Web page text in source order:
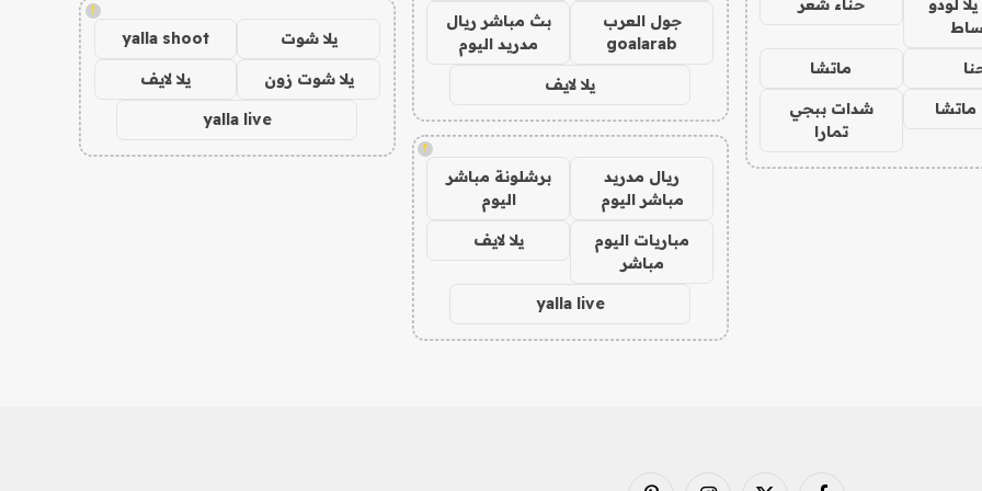
لودو
حناء شعر
ماتشا
شدات ببجي
تمارا
جول العرب
goalarab
بث مباشر ريال
مدريد اليوم
يلا لايف
!
ريال مدريد
مباشر اليوم
برشلونة مباشر
اليوم
مباريات اليوم
مباشر
يلا لايف
yalla live
!
يلا شوت yalla shoot
يلا شوت زون يلا لايف
yalla live